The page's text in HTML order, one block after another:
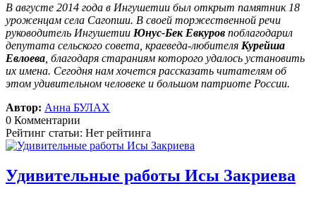
В августе 2014 года в Ингушетии был открыт памятник 18
уроженцам села Сагопши. В своей торжественной речи
руководитель Ингушетии Юнус-Бек Евкуров поблагодарил
депутата сельского совета, краеведа-любителя Курейша
Евлоева , благодаря стараниям которого удалось установить
их имена. Сегодня нам хочется рассказать читателям об
этом удивительном человеке и большом патриоте России.
Автор: Анна БУЛАХ
0 Комментарии
Рейтинг статьи: Нет рейтинга
Удивительные работы Исы Закриева